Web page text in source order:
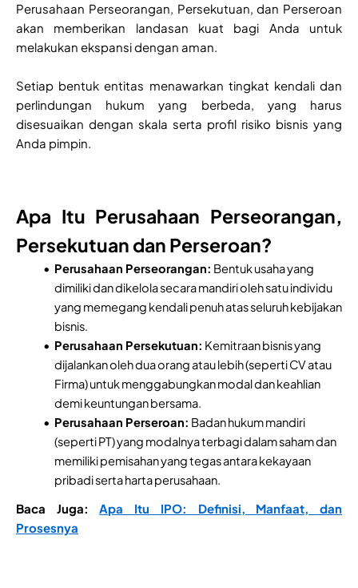
Perusahaan Perseorangan, Persekutuan, dan Perseroan
akan memberikan landasan kuat bagi Anda untuk
melakukan ekspansi dengan aman.
Setiap bentuk entitas menawarkan tingkat kendali dan
perlindungan hukum yang berbeda, yang harus
disesuaikan dengan skala serta profil risiko bisnis yang
Anda pimpin.
Apa Itu Perusahaan Perseorangan,
Persekutuan dan Perseroan?
Perusahaan Perseorangan: Bentuk usaha yang
dimiliki dan dikelola secara mandiri oleh satu individu
yang memegang kendali penuh atas seluruh kebijakan
bisnis.
Perusahaan Persekutuan: Kemitraan bisnis yang
dijalankan oleh dua orang atau lebih (seperti CV atau
Firma) untuk menggabungkan modal dan keahlian
demi keuntungan bersama.
Perusahaan Perseroan: Badan hukum mandiri
(seperti PT) yang modalnya terbagi dalam saham dan
memiliki pemisahan yang tegas antara kekayaan
pribadi serta harta perusahaan.
Baca Juga:Apa Itu IPO: Definisi, Manfaat, dan
Prosesnya